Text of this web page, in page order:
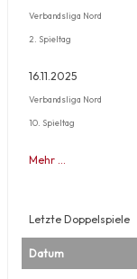
Verbandsliga Nord
2. Spieltag
16.11.2025
Verbandsliga Nord
10. Spieltag
Mehr …
Letzte Doppelspiele
Datum